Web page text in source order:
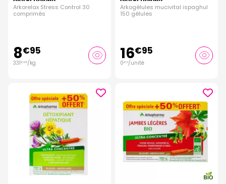
Arkorelax Stress Control 30
comprimés
8€95
331€48/kg
Arkogélules mucivital ispaghul
150 gélules
16€95
0€ 11/unité